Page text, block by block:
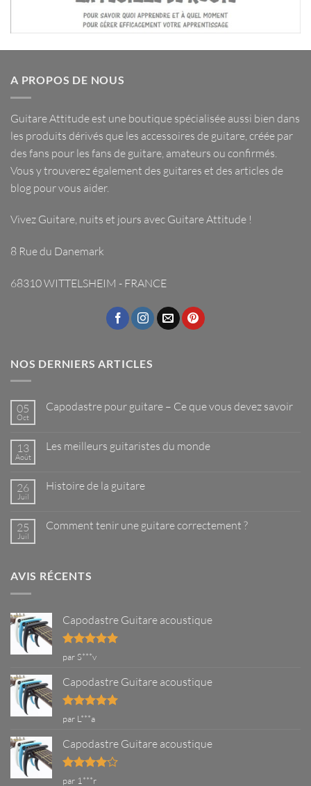
A PROPOS DE NOUS
Guitare Attitude est une boutique spécialisée aussi bien dans
les produits dérivés que les accessoires de guitare , créée par
des fans pour les fans de guitare, amateurs ou confirmés.
Vous y trouverez également des guitares et des articles de
blog pour vous aider.
Vivez Guitare, nuits et jours avec Guitare Attitude !
8 Rue du Danemark
68310 WITTELSHEIM - FRANCE
NOS DERNIERS ARTICLES
05
Oct
Capodastre pour guitare – Ce que vous devez savoir
Capodastre
Ce
que
savoir
13
Août
Les meilleurs guitaristes du monde
Les
monde
26
Juil
Histoire de la guitare
Histoire
25
Juil
Comment tenir une guitare correctement ?
tenir
?
AVIS RÉCENTS
Capodastre Guitare acoustique
Note5sur
par S***v
Capodastre Guitare acoustique
Note5
par L***a
Capodastre Guitare acoustique
Note4
par 1***r